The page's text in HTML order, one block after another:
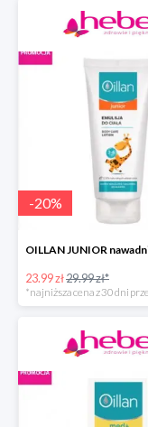
-20%
23.99 zł29.99 zł*